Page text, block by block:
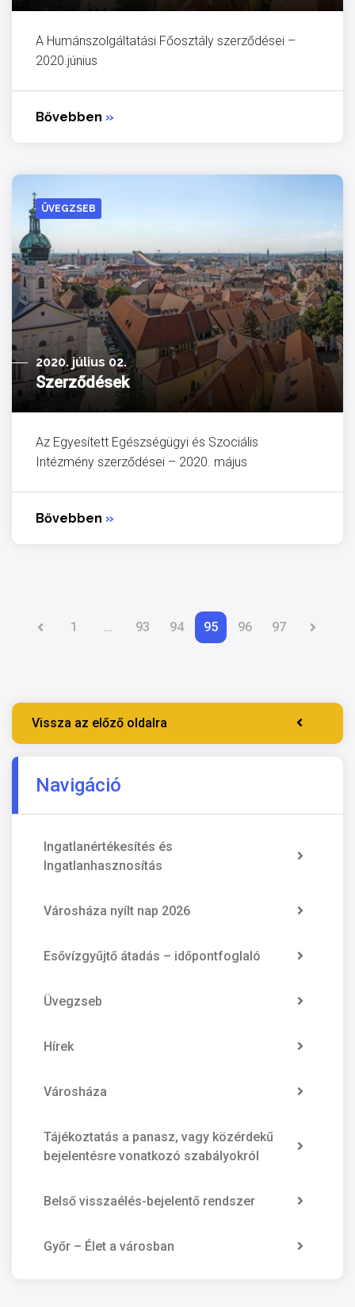
A Humánszolgáltatási Főosztály szerződései –
2020.június
Bővebben »
ÜVEGZSEB
2020. július 02.
Szerződések
Az Egyesített Egészségügyi és Szociális
Intézmény szerződései – 2020. május
Bővebben »
1 … 93 94 95 96 97
Vissza az előző oldalra
Navigáció
Ingatlanértékesítés és
Ingatlanhasznosítás
Városháza nyílt nap 2026
Esővízgyűjtő átadás – időpontfoglaló
Üvegzseb
Hírek
Városháza
Tájékoztatás a panasz, vagy közérdekű
bejelentésre vonatkozó szabályokról
Belső visszaélés-bejelentő rendszer
Győr – Élet a városban